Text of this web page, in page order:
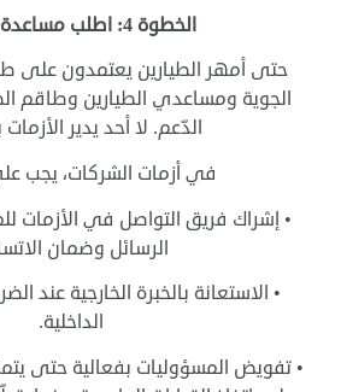
الخطوة 4: اطلب مساعدة الخبراء
حتى أمهر الطيارين يعتمدون على
الجوية ومساعدي الطيارين وطاقم
الدّعم. لا أحد يدير
في أزمات الشركات، يجب
• إشراك فريق التواصل في الأزمات
الرسائل وضمان
• الاستعانة بالخبرة الخارجية عند
الداخلية.
• تفويض المسؤوليات بفعالية حتى